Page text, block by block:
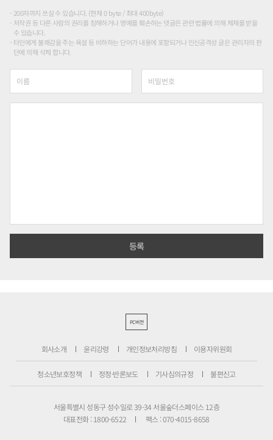
200자까지 쓰실 수 있습니다. (현재 0 byte / 최대 400byte)
저작권 등 다른 사람의 권리를 침해하거나 명예를 훼손하는 댓글은 관련 법률에 의해 제재를 받을
수 있습니다.
타인에게 불쾌감을 주는 욕설 등 비하하는 단어가 내용에 포함되거나 인신공격성 글은 관리자의 판
단에 의해 삭제 합니다.
PC버전
회사소개 윤리강령 개인정보처리방침 이용자위원회
청소년보호정책 정정·반론보도 기사심의규정 불편신고
서울특별시 성동구 성수일로 39-34 서울숲더스페이스 12층
대표전화 : 1800-6522
팩스 : 070-4015-8658